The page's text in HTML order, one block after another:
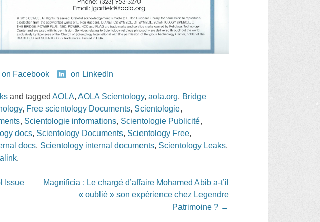
on Facebook on LinkedIn
and taggedAOLA,AOLA Scientology,aola.org, Bridge
, Free scientology Documents, Scientologie,
, Scientologie informations, Scientologie Publicité,
docs, Scientology Documents, Scientology Free,
docs, Scientology internal documents, Scientology Leaks,
.
Issue
Magnificia : Le chargé d’affaire Mohamed Abib a-t’il
« oublié » son expérience chez Legendre
Patrimoine ? →